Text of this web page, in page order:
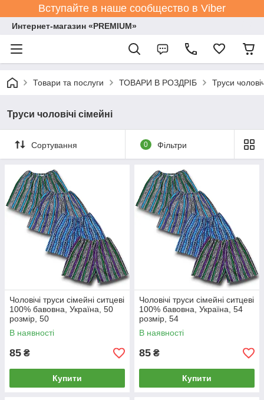
Вступайте в наше сообщество в Viber
Интернет-магазин «PREMIUM»
Товари та послуги ТОВАРИ В РОЗДРІБ Труси
Труси чоловічі сімейні
Сортування 0 Фільтри
Чоловічі труси сімейні ситцеві
100% бавовна, Україна, 50
розмір, 50
В наявності
85 ₴
Купити
Чоловічі труси сімейні ситцеві
100% бавовна, Україна, 54
розмір, 54
В наявності
85 ₴
Купити